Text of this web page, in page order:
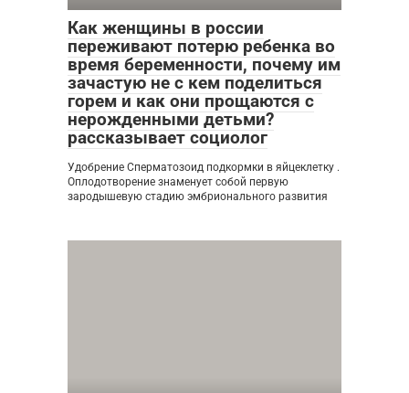
Как женщины в россии
переживают потерю ребенка во
время беременности, почему им
зачастую не с кем поделиться
горем и как они прощаются с
нерожденными детьми?
рассказывает социолог
Удобрение Сперматозоид подкормки в яйцеклетку .
Оплодотворение знаменует собой первую
зародышевую стадию эмбрионального развития